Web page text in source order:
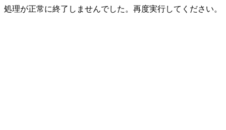
処理が正常に終了しませんでした。再度実行してください。